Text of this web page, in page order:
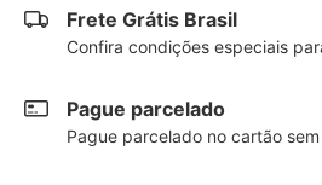
Frete Grátis Brasil
Confira condições especiais
Pague parcelado
Pague parcelado no cartão